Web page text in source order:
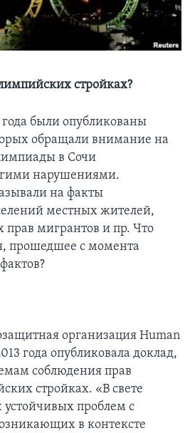
стройках?
были опубликованы
обращали внимание на
в Сочи
нарушениями.
на факты
местных жителей,
мигрантов и пр. Что
прошедшее с момента
организация Human
года опубликовала доклад,
соблюдения прав
стройках. «В свете
проблем с
в контексте